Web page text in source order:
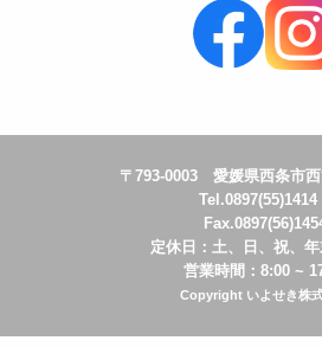
〒793-0003 愛媛県西条市
Tel.0897(55)1414
定休日：土、日、祝、
営業時間：8:00 ~
Copyright いよせき株